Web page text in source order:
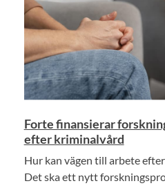
Forte finansierar
efter kriminalvård
Hur kan vägen till arbete
Det ska ett nytt